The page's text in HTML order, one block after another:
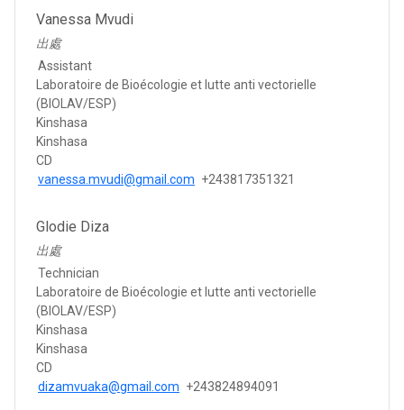
Vanessa Mvudi
出處
Assistant
Laboratoire de Bioécologie et lutte anti vectorielle
(BIOLAV/ESP)
Kinshasa
Kinshasa
CD
vanessa.mvudi@gmail.com +243817351321
Glodie Diza
出處
Technician
Laboratoire de Bioécologie et lutte anti vectorielle
(BIOLAV/ESP)
Kinshasa
Kinshasa
CD
dizamvuaka@gmail.com +243824894091